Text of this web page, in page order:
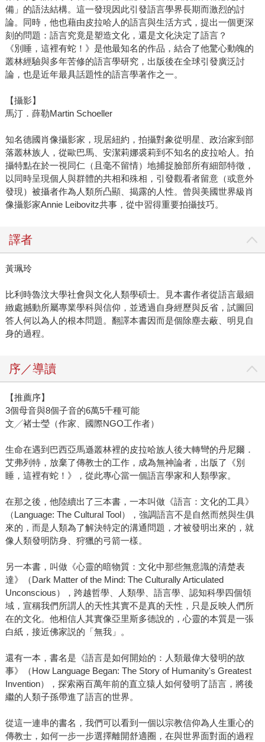
備」的語法結構。這一發現因此引發語言學界長期而激烈的討
論。同時，他也藉由皮拉哈人的語言與生活方式，提出一個更深
刻的問題：語言究竟是塑造文化，還是文化決定了語言？
《別睡，這裡有蛇！》是他最知名的作品，結合了他驚心動魄的
叢林經驗與多年苦修的語言學研究，出版後在全球引發廣泛討
論，也是近年最具話題性的語言學著作之一。
【攝影】
馬汀．薛勒Martin Schoeller
知名德國肖像攝影家，現居紐約，拍攝對象從明星、政治家到部
落叢林族人，從歐巴馬、安潔莉娜裘莉到不知名的皮拉哈人。拍
攝特點在於一視同仁（且毫不留情）地捕捉臉部所有細部特徵，
以同時呈現個人與群體的共相和殊相，引發觀看者留意（或意外
發現）被攝者作為人類所凸顯、揭露的人性。曾與美國世界級肖
像攝影家Annie Leibovitz共事，從中習得重要拍攝技巧。
譯者
黃珮玲
比利時魯汶大學社會與文化人類學碩士。見本書作者從語言最細
緻處撼動所屬專業學科與信仰，並透過自身經歷與反省，試圖回
答人何以為人的根本問題。翻譯本書因而是個除塵去蔽、明見自
身的過程。
序／導讀
【推薦序】
3個母音與8個子音的6萬5千種可能
文╱褚士瑩（作家、國際NGO工作者）
生命在遇到巴西亞馬遜叢林裡的皮拉哈族人後大轉彎的丹尼爾．
艾弗列特，放棄了傳教士的工作，成為無神論者，出版了《別
睡，這裡有蛇！》，從此專心當一個語言學家和人類學家。
在那之後，他陸續出了三本書，一本叫做《語言：文化的工具》
（Language: The Cultural Tool），強調語言不是自然而然與生俱
來的，而是人類為了解決特定的溝通問題，才被發明出來的，就
像人類發明防身、狩獵的弓箭一樣。
另一本書，叫做《心靈的暗物質：文化中那些無意識的清楚表
達》（Dark Matter of the Mind: The Culturally Articulated
Unconscious），跨越哲學、人類學、語言學、認知科學四個領
域，宣稱我們所謂人的天性其實不是真的天性，只是反映人們所
在的文化。他相信人其實像亞里斯多德說的，心靈的本質是一張
白紙，接近佛家説的「無我」。
還有一本，書名是《語言是如何開始的：人類最偉大發明的故
事》（How Language Began: The Story of Humanity's Greatest
Invention），探索兩百萬年前的直立猿人如何發明了語言，將後
繼的人類子孫帶進了語言的世界。
從這一連串的書名，我們可以看到一個以宗教信仰為人生重心的
傳教士，如何一步一步選擇離開舒適圈，在與世界面對面的過程